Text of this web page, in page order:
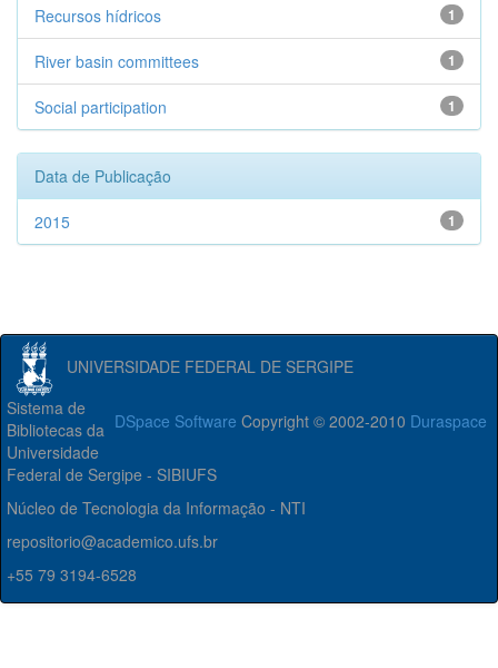
1
Recursos hídricos
1
River basin committees
1
Social participation
Data de Publicação
1
2015
UNIVERSIDADE FEDERAL DE SERGIPE
DSpace Software Copyright © 2002-2010 Duraspace
Sistema de
Bibliotecas da
Universidade
Federal de Sergipe - SIBIUFS
Núcleo de Tecnologia da Informação - NTI
repositorio@academico.ufs.br
+55 79 3194-6528